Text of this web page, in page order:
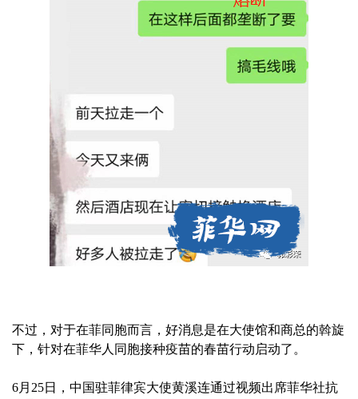
不过，对于在菲同胞而言，好消息是在大使馆和商总的斡旋
下，针对在菲华人同胞接种疫苗的春苗行动启动了。
6月25日，中国驻菲律宾大使黄溪连通过视频出席菲华社抗